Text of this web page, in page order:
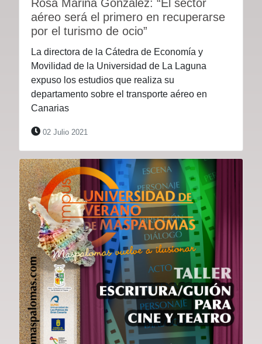
Rosa Marina González: “El sector
aéreo será el primero en recuperarse
por el turismo de ocio”
La directora de la Cátedra de Economía y
Movilidad de la Universidad de La Laguna
expuso los estudios que realiza su
departamento sobre el transporte aéreo en
Canarias
02 Julio 2021